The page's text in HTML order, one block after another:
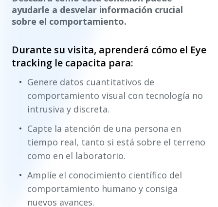
ayudarle a desvelar información crucial
sobre el comportamiento.
Durante su visita, aprenderá cómo el Eye
tracking le capacita para:
Genere datos cuantitativos de
comportamiento visual con tecnología no
intrusiva y discreta.
Capte la atención de una persona en
tiempo real, tanto si está sobre el terreno
como en el laboratorio.
Amplíe el conocimiento científico del
comportamiento humano y consiga
nuevos avances.